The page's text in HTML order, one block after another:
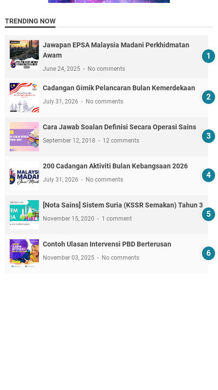
TRENDING NOW
Jawapan EPSA Malaysia Madani Perkhidmatan
Awam
June 24, 2025 No comments
Cadangan Gimik Pelancaran Bulan Kemerdekaan
July 31, 2026 No comments
Cara Jawab Soalan Definisi Secara Operasi Sains
September 12, 2018 12 comments
200 Cadangan Aktiviti Bulan Kebangsaan 2026
July 31, 2026 No comments
[Nota Sains] Sistem Suria (KSSR Semakan) Tahun 3
November 15, 2020 1 comment
Contoh Ulasan Intervensi PBD Berterusan
November 03, 2025 No comments